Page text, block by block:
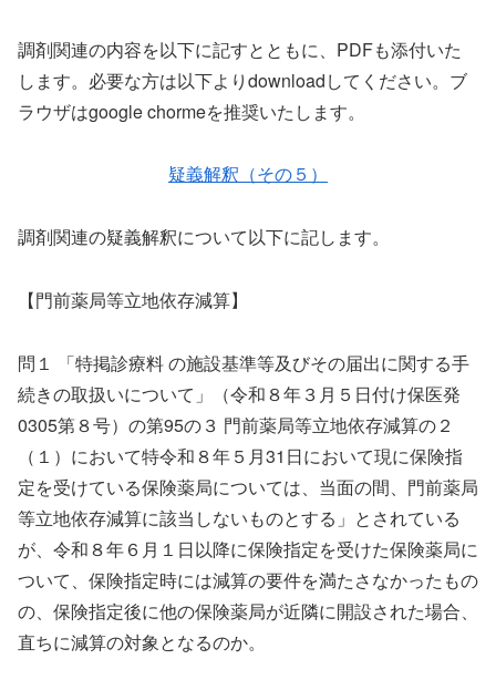
調剤関連の内容を以下に記すとともに、PDFも添付いた
します。必要な方は以下よりdownloadしてください。ブ
ラウザはgoogle chormeを推奨いたします。
疑義解釈（その５）
調剤関連の疑義解釈について以下に記します。
【門前薬局等立地依存減算】
問１ 「特掲診療料 の施設基準等及びその届出に関する手
続きの取扱いについて」（令和８年３月５日付け保医発
0305第８号）の第95の３ 門前薬局等立地依存減算の２
（１）において特令和８年５月31日において現に保険指
定を受けている保険薬局については、当面の間、門前薬局
等立地依存減算に該当しないものとする」とされている
が、令和８年６月１日以降に保険指定を受けた保険薬局に
ついて、保険指定時には減算の要件を満たさなかったもの
の、保険指定後に他の保険薬局が近隣に開設された場合、
直ちに減算の対象となるのか。